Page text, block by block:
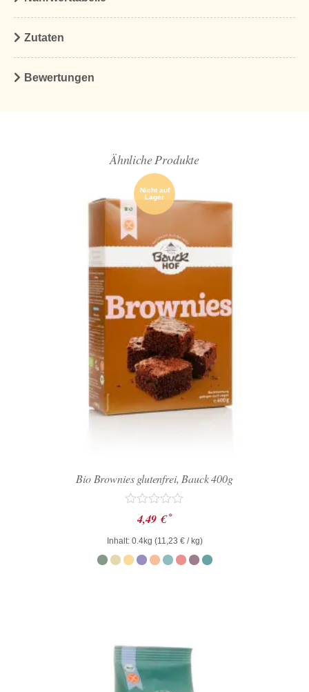
Zutaten
Bewertungen
Ähnliche Produkte
Nicht auf
Lager
Bio Brownies glutenfrei, Bauck 400g
Bewertet
mit
0
von
5
4,49 € *
Inhalt: 0.4kg (11,23 €/ kg)